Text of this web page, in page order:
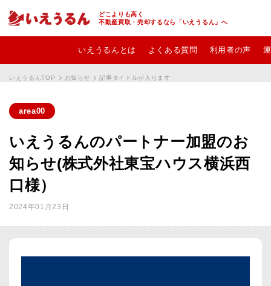
どこよりも高く
不動産買取・売却するなら「いえうるん」へ
いえうるんとは よくある質問 利用者の声
いえうるんTOP お知らせ 記事タイトルが入ります
いえうるんのパートナー加盟のお
知らせ(株式外社東宝ハウス横浜西
口様）
area00
2024年01月23日